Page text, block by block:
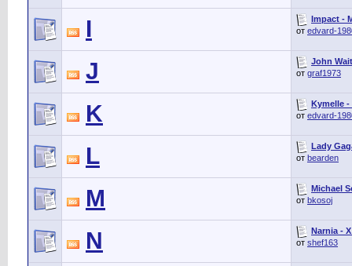
I
Impact -
от edvard-
J
John
от graf1973
K
Kymelle -
от edvard-
L
Lady
от bearden
M
Michael
от bkosoj
N
Narnia -
от shef163